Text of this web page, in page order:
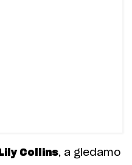
Lily Collins, a gledamo